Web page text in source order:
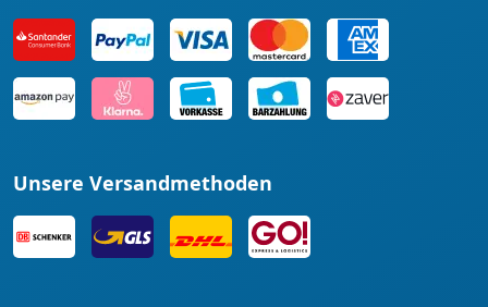
Unsere Versandmethoden